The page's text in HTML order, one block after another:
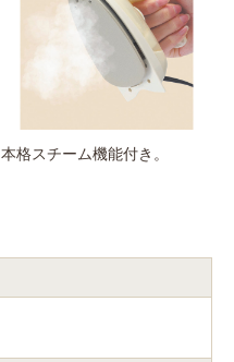
本格スチーム機能付き。